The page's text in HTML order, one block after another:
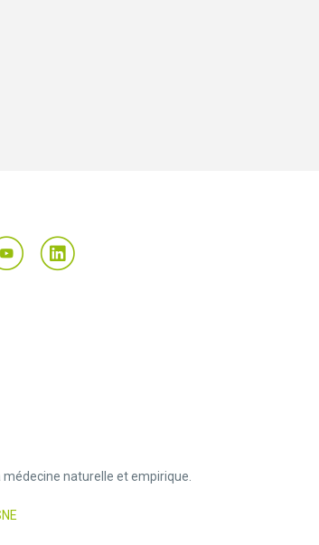
médecine naturelle et empirique.